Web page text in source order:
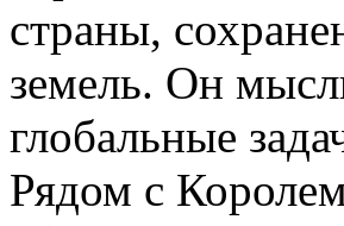
страны,
земель. Он
глобальные
Рядом с